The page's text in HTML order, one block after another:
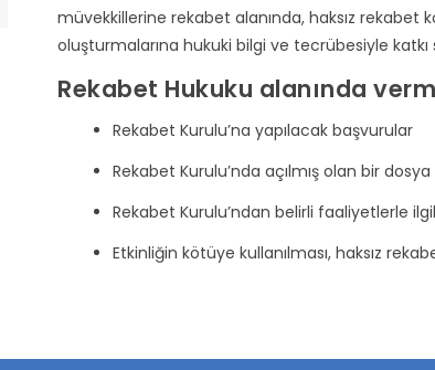
müvekkillerine rekabet alanında, haksız rekabet
oluşturmalarına hukuki bilgi ve tecrübesiyle katkı
Rekabet Hukuku alanında
Rekabet Kurulu’na yapılacak başvurular
Rekabet Kurulu’nda açılmış olan bir
Rekabet Kurulu’ndan belirli faaliyetlerle
Etkinliğin kötüye kullanılması, haksız